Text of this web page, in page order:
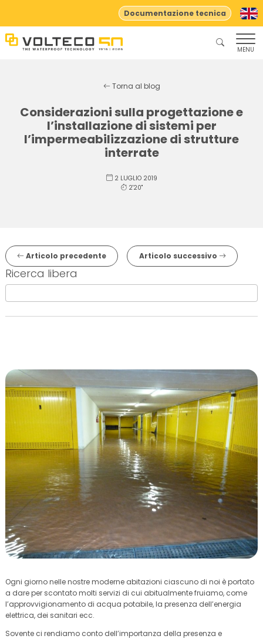
Documentazione tecnica
MENU
Torna al blog
Considerazioni sulla progettazione e
l’installazione di sistemi per
l’impermeabilizzazione di strutture
interrate
2 LUGLIO 2019
2'20"
Articolo precedente Articolo successivo
Ricerca libera
Ogni giorno nelle nostre moderne abitazioni ciascuno di noi è portato
a dare per scontato molti servizi di cui abitualmente fruiamo, come
l’approvvigionamento di acqua potabile, la presenza dell’energia
elettrica, dei sanitari ecc.
Sovente ci rendiamo conto dell’importanza della presenza e